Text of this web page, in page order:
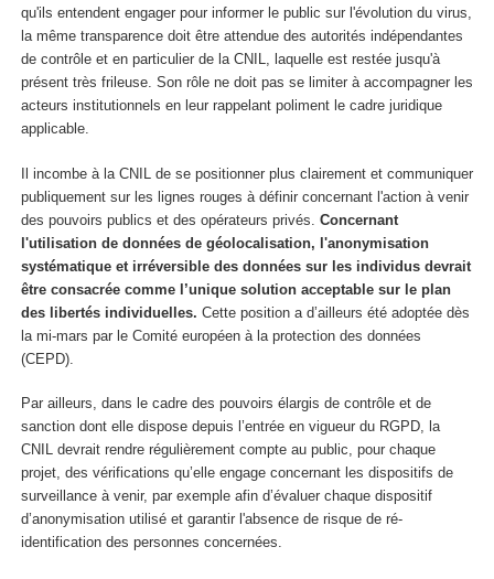
qu'ils entendent engager pour informer le public sur l'évolution du virus,
la même transparence doit être attendue des autorités indépendantes
de contrôle et en particulier de la CNIL, laquelle est restée jusqu'à
présent très frileuse. Son rôle ne doit pas se limiter à accompagner les
acteurs institutionnels en leur rappelant poliment le cadre juridique
applicable.
Il incombe à la CNIL de se positionner plus clairement et communiquer
publiquement sur les lignes rouges à définir concernant l'action à venir
des pouvoirs publics et des opérateurs privés. Concernant
l'utilisation de données de géolocalisation, l'anonymisation
systématique et irréversible des données sur les individus devrait
être consacrée comme l’unique solution acceptable sur le plan
des libertés individuelles. Cette position a d’ailleurs été adoptée dès
la mi-mars par le Comité européen à la protection des données
(CEPD).
Par ailleurs, dans le cadre des pouvoirs élargis de contrôle et de
sanction dont elle dispose depuis l’entrée en vigueur du RGPD, la
CNIL devrait rendre régulièrement compte au public, pour chaque
projet, des vérifications qu’elle engage concernant les dispositifs de
surveillance à venir, par exemple afin d’évaluer chaque dispositif
d’anonymisation utilisé et garantir l'absence de risque de ré-
identification des personnes concernées.